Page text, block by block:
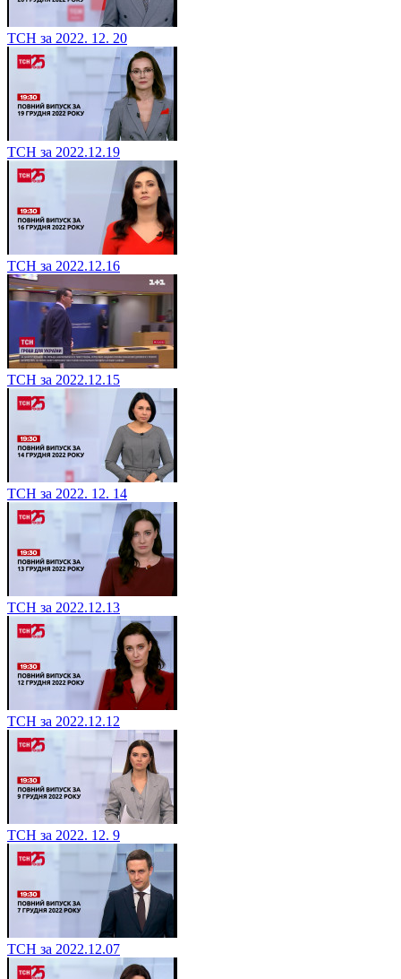
ТСН за 2022. 12. 20
ТСН за 2022.12.19
ТСН за 2022.12.16
ТСН за 2022.12.15
ТСН за 2022. 12. 14
ТСН за 2022.12.13
ТСН за 2022.12.12
ТСН за 2022. 12. 9
ТСН за 2022.12.07